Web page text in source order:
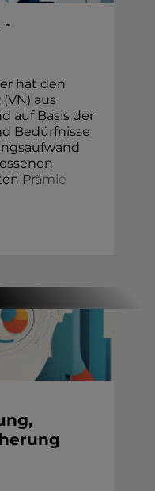
-
hat den
aus
auf Basis der
Bedürfnisse
n Prämie